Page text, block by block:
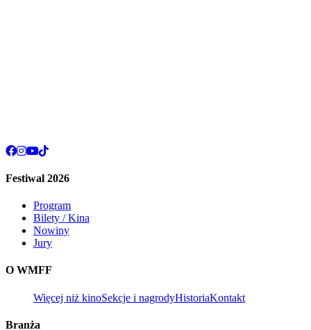
Festiwal 2026
Program
Bilety / Kina
Nowiny
Jury
O WMFF
Więcej niż kinoSekcje i nagrodyHistoriaKontakt
Branża